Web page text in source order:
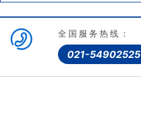
全国服务热线：
021-54902525